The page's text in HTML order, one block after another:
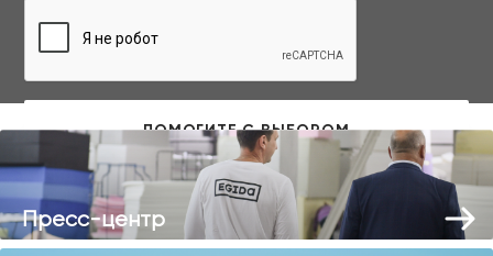
Заполняя данную форму вы даете свое согласие на обработку
персональных данных
Пресс-центр